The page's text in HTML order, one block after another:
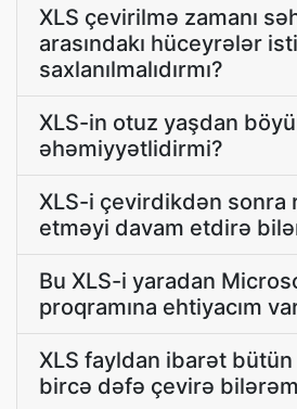
XLS çevirilmə zamanı
arasındakı hüceyrələr
saxlanılmalıdırmı?
XLS-in otuz yaşdan
əhəmiyyətlidirmi?
XLS-i çevirdikdən sonra
etməyi davam etdirə
Bu XLS-i yaradan
proqramına ehtiyacım
XLS fayldan ibarət
bircə dəfə çevirə